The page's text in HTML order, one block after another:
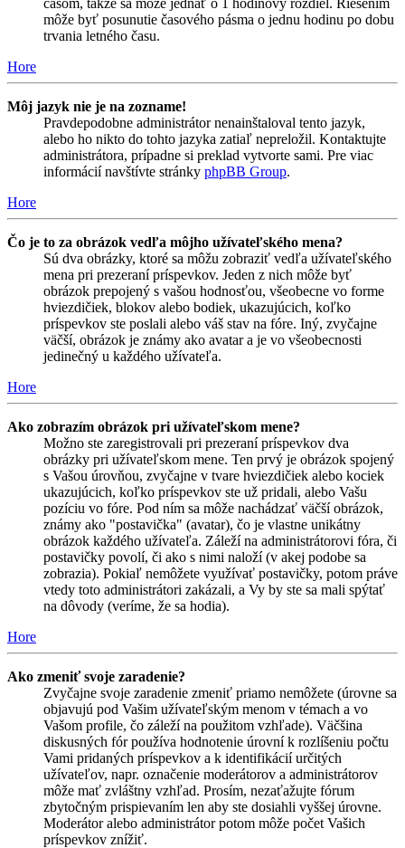
časom, takže sa môže jednať o 1 hodinový rozdiel. Riešením
môže byť posunutie časového pásma o jednu hodinu po dobu
trvania letného času.
Hore
Môj jazyk nie je na zozname!
Pravdepodobne administrátor nenainštaloval tento jazyk,
alebo ho nikto do tohto jazyka zatiaľ nepreložil. Kontaktujte
administrátora, prípadne si preklad vytvorte sami. Pre viac
informácií navštívte stránky phpBB Group.
Hore
Čo je to za obrázok vedľa môjho užívateľského mena?
Sú dva obrázky, ktoré sa môžu zobraziť vedľa užívateľského
mena pri prezeraní príspevkov. Jeden z nich môže byť
obrázok prepojený s vašou hodnosťou, všeobecne vo forme
hviezdičiek, blokov alebo bodiek, ukazujúcich, koľko
príspevkov ste poslali alebo váš stav na fóre. Iný, zvyčajne
väčší, obrázok je známy ako avatar a je vo všeobecnosti
jedinečný u každého užívateľa.
Hore
Ako zobrazím obrázok pri užívateľskom mene?
Možno ste zaregistrovali pri prezeraní príspevkov dva
obrázky pri užívateľskom mene. Ten prvý je obrázok spojený
s Vašou úrovňou, zvyčajne v tvare hviezdičiek alebo kociek
ukazujúcich, koľko príspevkov ste už pridali, alebo Vašu
pozíciu vo fóre. Pod ním sa môže nachádzať väčší obrázok,
známy ako "postavička" (avatar), čo je vlastne unikátny
obrázok každého užívateľa. Záleží na administrátorovi fóra, či
postavičky povolí, či ako s nimi naloží (v akej podobe sa
zobrazia). Pokiaľ nemôžete využívať postavičky, potom práve
vtedy toto administrátori zakázali, a Vy by ste sa mali spýtať
na dôvody (veríme, že sa hodia).
Hore
Ako zmeniť svoje zaradenie?
Zvyčajne svoje zaradenie zmeniť priamo nemôžete (úrovne sa
objavujú pod Vašim užívateľským menom v témach a vo
Vašom profile, čo záleží na použitom vzhľade). Väčšina
diskusných fór používa hodnotenie úrovní k rozlíšeniu počtu
Vami pridaných príspevkov a k identifikácií určitých
užívateľov, napr. označenie moderátorov a administrátorov
môže mať zvláštny vzhľad. Prosím, nezaťažujte fórum
zbytočným prispievaním len aby ste dosiahli vyššej úrovne.
Moderátor alebo administrátor potom môže počet Vašich
príspevkov znížiť.